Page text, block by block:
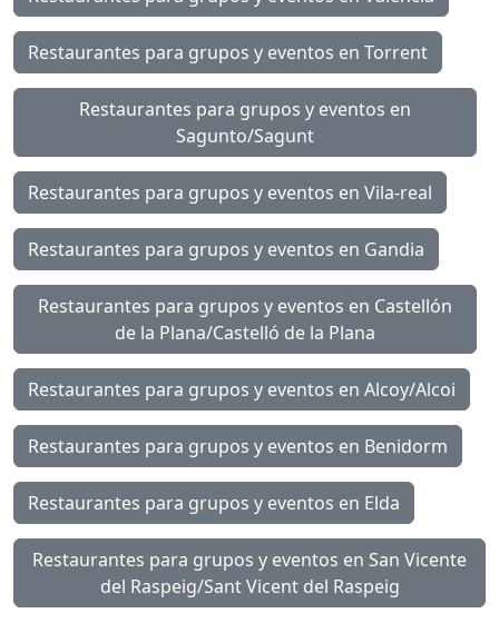
Restaurantes para grupos y eventos en Torrent
Restaurantes para grupos y eventos en
Sagunto/Sagunt
Restaurantes para grupos y eventos en Vila-real
Restaurantes para grupos y eventos en Gandia
Restaurantes para grupos y eventos en Castellón
de la Plana/Castelló de la Plana
Restaurantes para grupos y eventos en Alcoy/Alcoi
Restaurantes para grupos y eventos en Benidorm
Restaurantes para grupos y eventos en Elda
Restaurantes para grupos y eventos en San Vicente
del Raspeig/Sant Vicent del Raspeig